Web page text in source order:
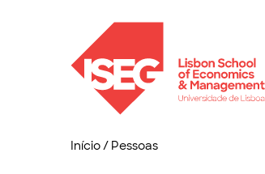
Início/ Pessoas